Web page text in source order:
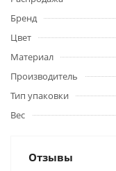
Бренд
Цвет
Материал
Производитель
Тип упаковки
Вес
Отзывы